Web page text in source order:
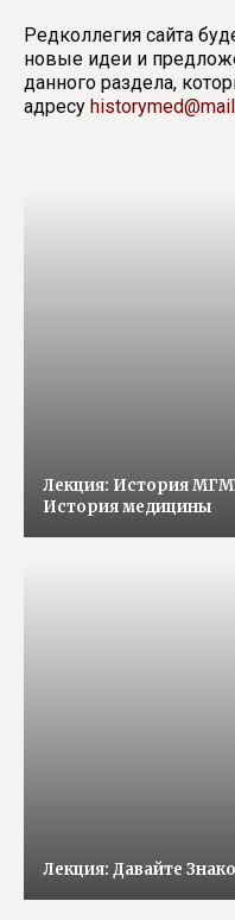
Редколлегия сайта
новые идеи и
данного раздела,
адресу
Лекция: История
История медицины
Лекция: Давайте